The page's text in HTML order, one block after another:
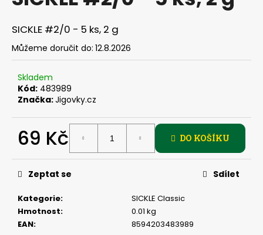
z
5
hvězdiček.
SICKLE #2/0 - 5 ks, 2 g
Můžeme doručit do: 12.8.2026
Skladem
Kód: 483989
Značka:Jigovky.cz
69 Kč
cena:
DO KOŠÍKU
Kategorie:
SICKLE Classic
Hmotnost:
0.01 kg
EAN: 8594203483989
Zeptat se Sdílet
j
í
t
?
HLEDAT
o
p
o